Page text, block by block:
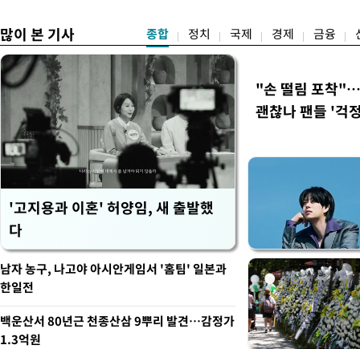
많이 본 기사 종합 정치 국제 경제 금융
'고지용과 이혼' 허양임, 새 출발했
다
"손 떨림 포착
괜찮나 팬들 '걱
남자 농구, 나고야 아시안게임서 '홈팀' 일본과
한일전
백운산서 80년근 천종산삼 9뿌리 발견…감정가
1.3억원